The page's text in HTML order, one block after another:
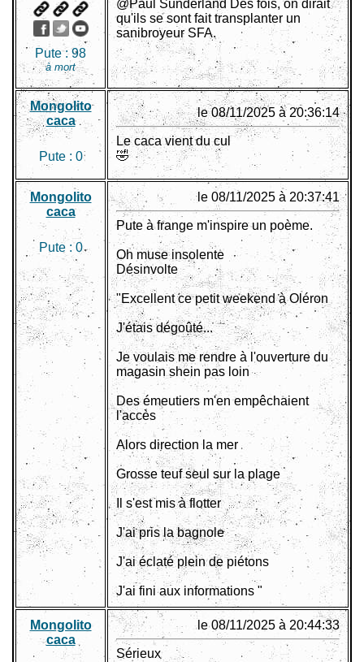
Pute : 98
à mort
@Paul Sunderland Des fois, on dirait
qu'ils se sont fait transplanter un
sanibroyeur SFA.
Mongolito
caca
Pute : 0
le 08/11/2025 à 20:36:14
Le caca vient du cul
🤣
Mongolito
caca
Pute :0
le 08/11/2025 à 20:37:41
Pute à frange m'inspire un poème.
Oh muse insolente
Désinvolte
"Excellent ce petit weekend à Oléron
J'étais dégoûté...
Je voulais me rendre à l'ouverture du
magasin shein pas loin
Des émeutiers m'en empêchaient
l'accès
Alors direction la mer
Grosse teuf seul sur la plage
Il s'est mis à flotter
J'ai pris la bagnole
J'ai éclaté plein de piétons
J'ai fini aux informations "
Mongolito
caca
le 08/11/2025 à 20:44:33
Sérieux